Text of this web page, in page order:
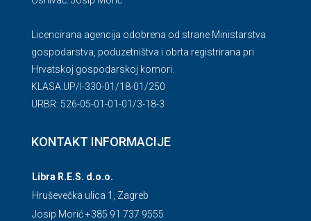
Licencirana agencija odobrena od strane Ministarstva
gospodarstva, poduzetništva i obrta registrirana pri
Hrvatskoj gospodarskoj komori.
KLASA.UP/l-330-01/18-01/250
URBR: 526-05-01-01-01/3-18-3
KONTAKT INFORMACIJE
Libra R.E.S. d.o.o.
Hruševečka ulica 1, Zagreb
Josip Morić +385 91 737 9555